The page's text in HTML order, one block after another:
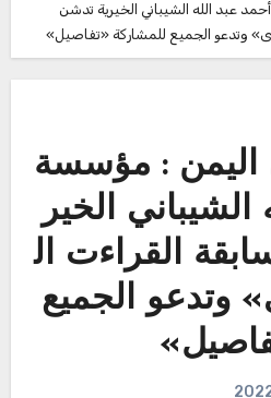
عبد الله الشيباني الخيرية تدشن
وتدعو الجميع للمشاركة «تفاصيل»
اليمن : مؤسسة
الخير
القراءت ال
وتدعو الجميع